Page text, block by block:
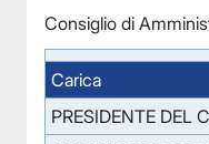
Consiglio di
Carica
PRESIDENTE DEL